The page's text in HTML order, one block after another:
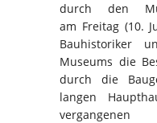
durch den
am Freitag (10.
Bauhistoriker
Museums die
durch die
langen